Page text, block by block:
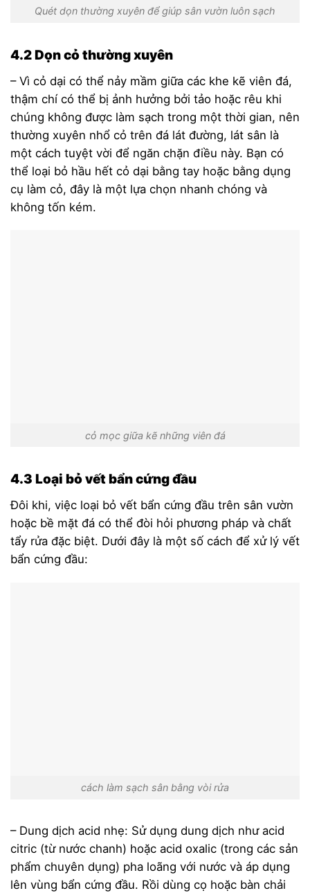
Quét dọn thường xuyên để giúp sân vườn luôn sạch
4.2 Dọn cỏ thường xuyên
– Vì cỏ dại có thể nảy mầm giữa các khe kẽ viên đá,
thậm chí có thể bị ảnh hưởng bởi tảo hoặc rêu khi
chúng không được làm sạch trong một thời gian, nên
thường xuyên nhổ cỏ trên đá lát đường, lát sân là
một cách tuyệt vời để ngăn chặn điều này. Bạn có
thể loại bỏ hầu hết cỏ dại bằng tay hoặc bằng dụng
cụ làm cỏ, đây là một lựa chọn nhanh chóng và
không tốn kém.
cỏ mọc giữa kẽ những viên đá
4.3 Loại bỏ vết bẩn cứng đầu
Đôi khi, việc loại bỏ vết bẩn cứng đầu trên sân vườn
hoặc bề mặt đá có thể đòi hỏi phương pháp và chất
tẩy rửa đặc biệt. Dưới đây là một số cách để xử lý vết
bẩn cứng đầu:
cách làm sạch sân bằng vòi rửa
– Dung dịch acid nhẹ: Sử dụng dung dịch như acid
citric (từ nước chanh) hoặc acid oxalic (trong các sản
phẩm chuyên dụng) pha loãng với nước và áp dụng
lên vùng bẩn cứng đầu. Rồi dùng cọ hoặc bàn chải